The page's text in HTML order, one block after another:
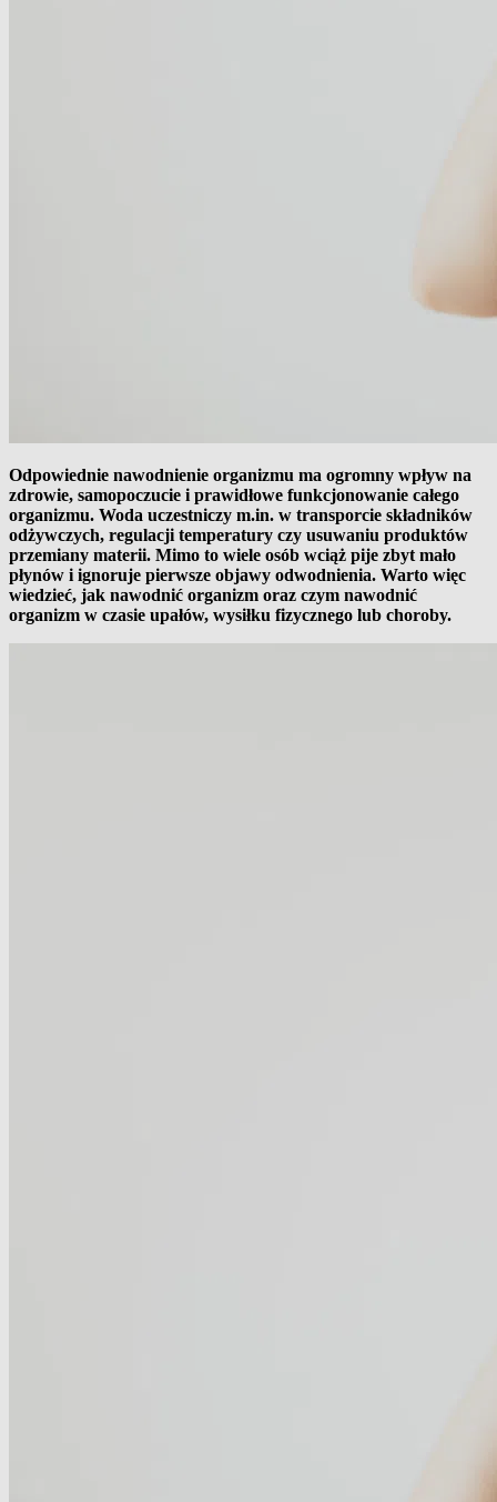
Odpowiednie nawodnienie organizmu ma ogromny wpływ na
zdrowie, samopoczucie i prawidłowe funkcjonowanie całego
organizmu. Woda uczestniczy m.in. w transporcie składników
odżywczych, regulacji temperatury czy usuwaniu produktów
przemiany materii. Mimo to wiele osób wciąż pije zbyt mało
płynów i ignoruje pierwsze objawy odwodnienia. Warto więc
wiedzieć, jak nawodnić organizm oraz czym nawodnić
organizm w czasie upałów, wysiłku fizycznego lub choroby.